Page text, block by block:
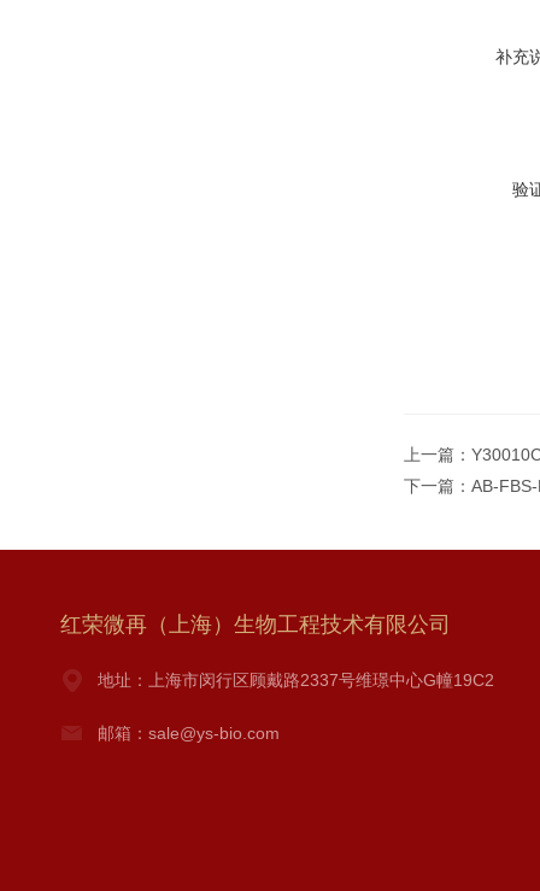
补充
验
上一篇：
下一篇： AB-
红荣微再（上海）生物工程技术有限公司
地址：上海市闵行区顾戴路2337号维璟中心G幢19C2
邮箱：sale@ys-bio.com